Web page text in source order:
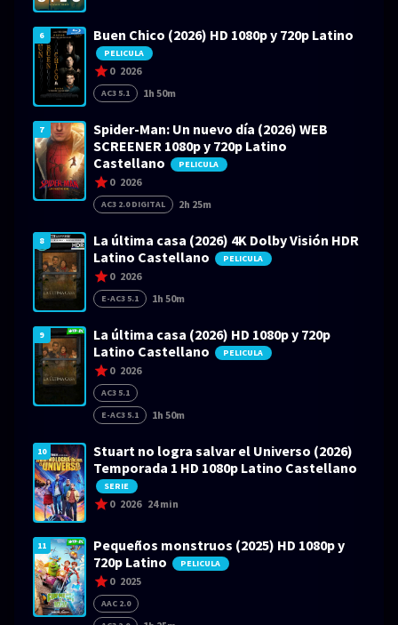
6 Buen Chico (2026) HD 1080p y 720p Latino
PELICULA
0 2026
AC3 5.1 1h 50m
7
Spider-Man: Un nuevo día (2026) WEB
SCREENER 1080p y 720p Latino
Castellano
PELICULA
0 2026
AC3 2.0 DIGITAL 2h 25m
8
La última casa (2026) 4K Dolby Visión HDR
Latino Castellano
PELICULA
0 2026
E-AC3 5.1 1h 50m
9
La última casa (2026) HD 1080p y 720p
Latino Castellano
PELICULA
0 2026
AC3 5.1
E-AC3 5.1
1h 50m
10
Stuart no logra salvar el Universo (2026)
Temporada 1 HD 1080p Latino Castellano
SERIE
0 2026 24 min
11
Pequeños monstruos (2025) HD 1080p y
720p Latino
PELICULA
0 2025
AAC 2.0